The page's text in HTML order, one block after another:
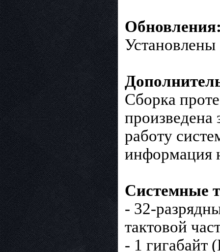
Установлены
Сборка
произведена
работу
информация
Системные
- 32-
тактовой
- 1 гигабайт